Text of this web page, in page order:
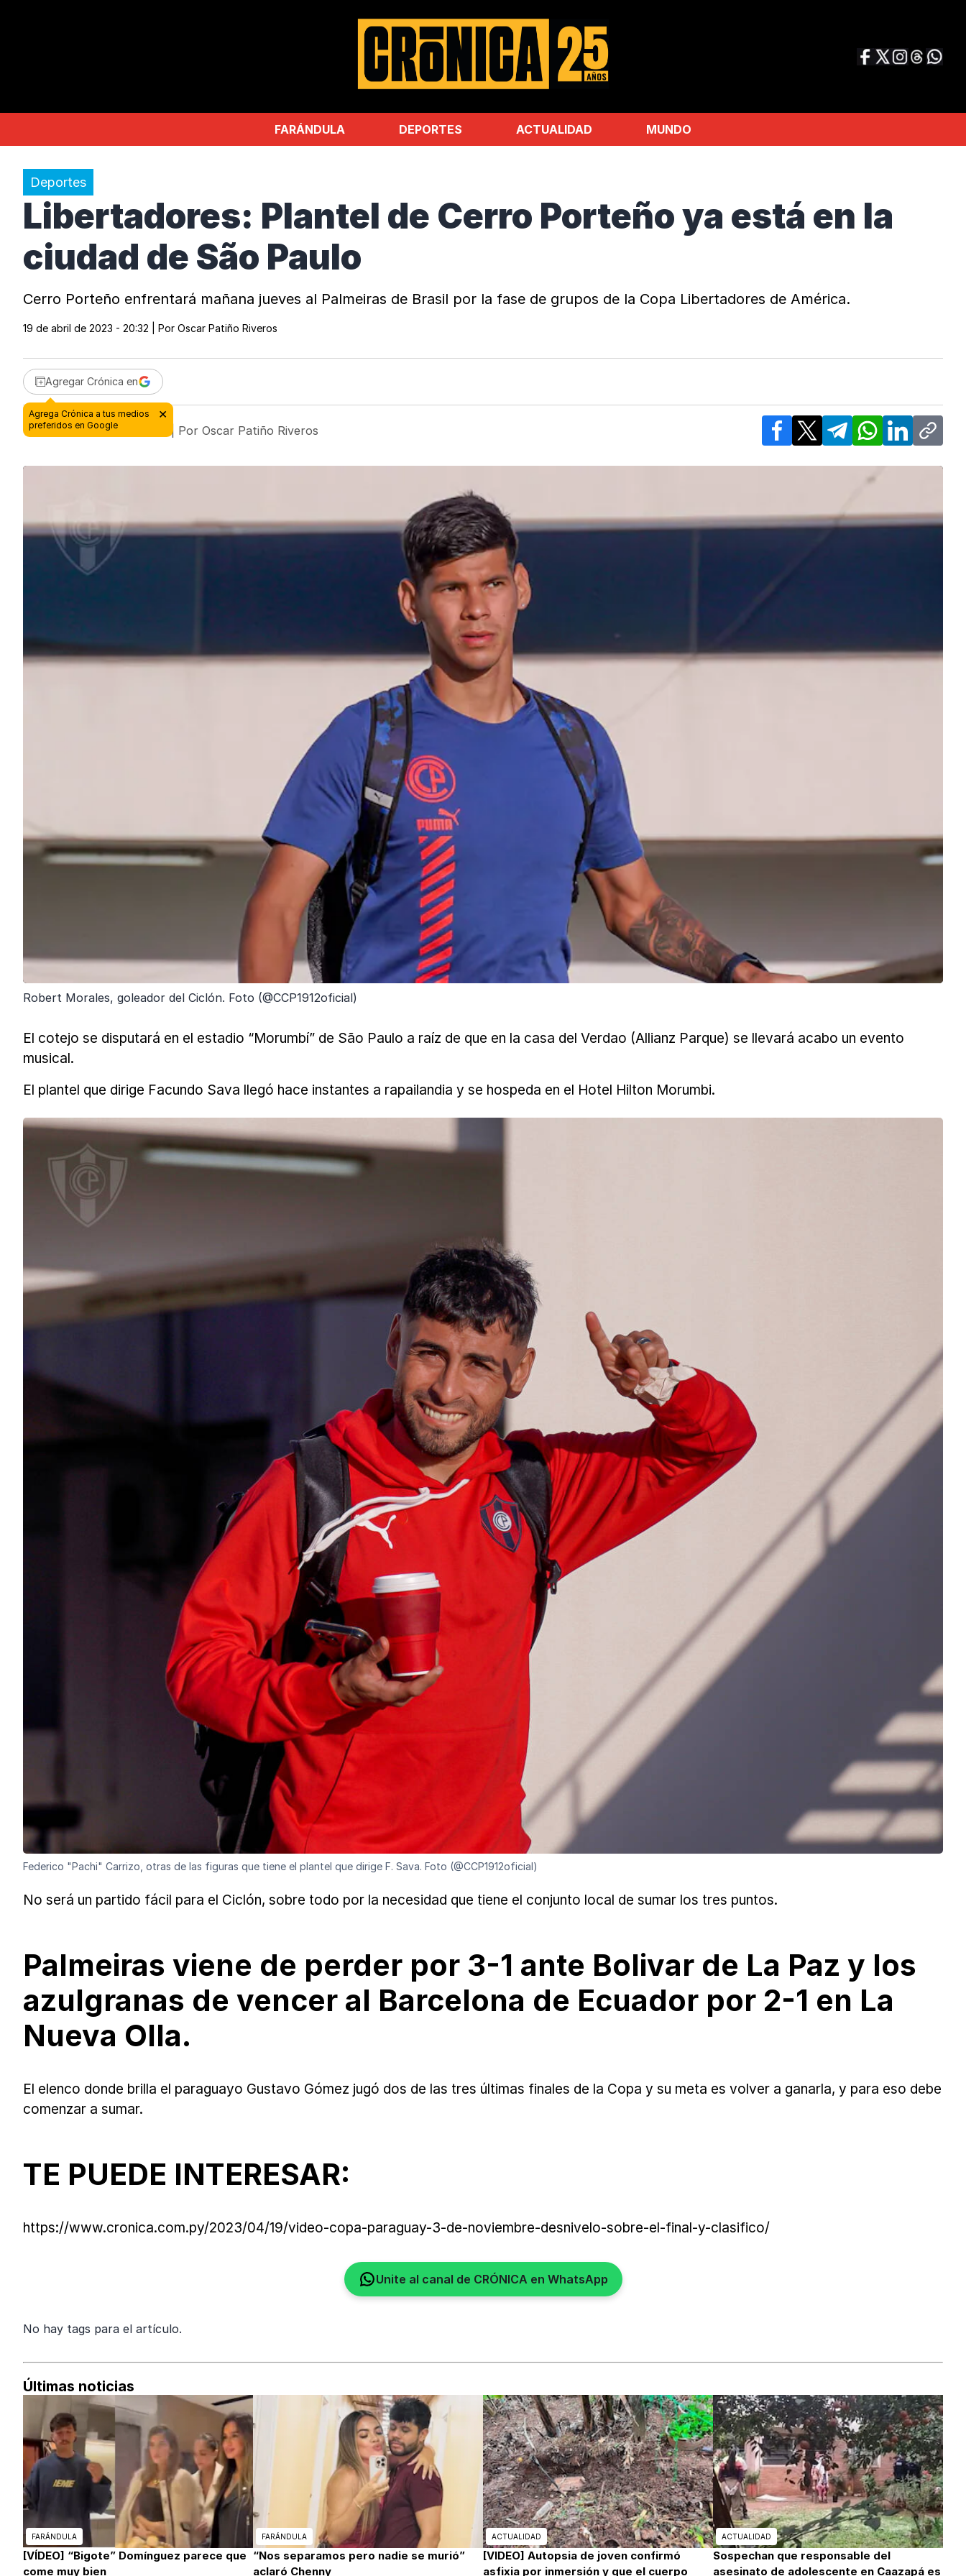
FARÁNDULA DEPORTES ACTUALIDAD MUNDO
Deportes
Libertadores: Plantel de Cerro Porteño ya está en la
ciudad de São Paulo
Cerro Porteño enfrentará mañana jueves al Palmeiras de Brasil por la fase de grupos de la Copa Libertadores de América.
19 de abril de 2023 - 20:32 | Por Oscar Patiño Riveros
Agregar Crónica en
19 de abril de 2023 - 20:32 | Por Oscar Patiño Riveros
Facebook
X TelegramWhatsApp
LinkedInCopy
Robert Morales, goleador del Ciclón. Foto (@CCP1912oficial)
El cotejo se disputará en el estadio “Morumbí” de São Paulo a raíz de que en la casa del Verdao (Allianz Parque) se llevará acabo un evento
musical.
El plantel que dirige Facundo Sava llegó hace instantes a rapailandia y se hospeda en el Hotel Hilton Morumbi.
Federico "Pachi" Carrizo, otras de las figuras que tiene el plantel que dirige F. Sava. Foto (@CCP1912oficial)
No será un partido fácil para el Ciclón, sobre todo por la necesidad que tiene el conjunto local de sumar los tres puntos.
Palmeiras viene de perder por 3-1 ante Bolivar de La Paz y los
azulgranas de vencer al Barcelona de Ecuador por 2-1 en La
Nueva Olla.
El elenco donde brilla el paraguayo Gustavo Gómez jugó dos de las tres últimas finales de la Copa y su meta es volver a ganarla, y para eso debe
comenzar a sumar.
TE PUEDE INTERESAR:
https://www.cronica.com.py/2023/04/19/video-copa-paraguay-3-de-noviembre-desnivelo-sobre-el-final-y-clasifico/
Unite al canal de CRÓNICA en WhatsApp
No hay tags para el artículo.
Últimas noticias
FARÁNDULA
[VÍDEO] “Bigote” Domínguez parece que
come muy bien
FARÁNDULA
“Nos separamos pero nadie se murió”
aclaró Chenny
ACTUALIDAD
[VIDEO] Autopsia de joven confirmó
asfixia por inmersión y que el cuerpo
ACTUALIDAD
Sospechan que responsable del
asesinato de adolescente en Caazapá es